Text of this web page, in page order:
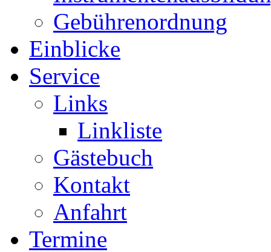
Gebührenordnung
Einblicke
Service
Links
Linkliste
Gästebuch
Kontakt
Anfahrt
Termine